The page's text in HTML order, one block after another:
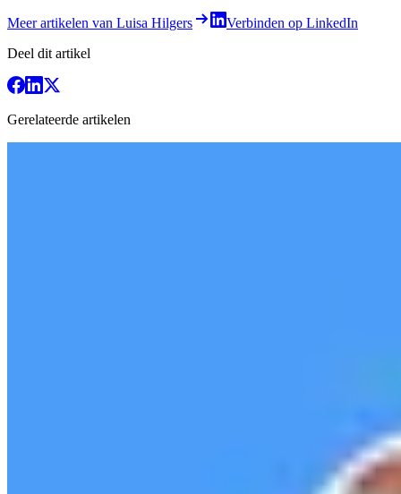
Meer artikelen van Luisa Hilgers
Verbinden op LinkedIn
Deel dit artikel
Gerelateerde artikelen